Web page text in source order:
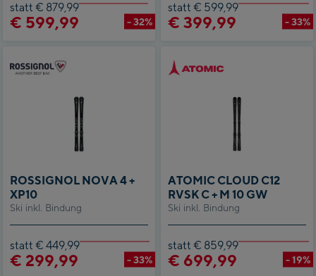
statt € 879,99
€ 599,99 - 32%
statt € 599,99
€ 399,99 - 33%
Ski inkl. Bindung
ROSSIGNOL NOVA 4 +
XP10
statt € 449,99
€ 299,99 - 33%
Ski inkl. Bindung
ATOMIC CLOUD C12
RVSK C + M 10 GW
statt € 859,99
€ 699,99 - 19%